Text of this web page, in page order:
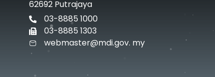
62692 Putrajaya
03-8885 1000
03-8885 1303
webmaster@mdi.gov. my